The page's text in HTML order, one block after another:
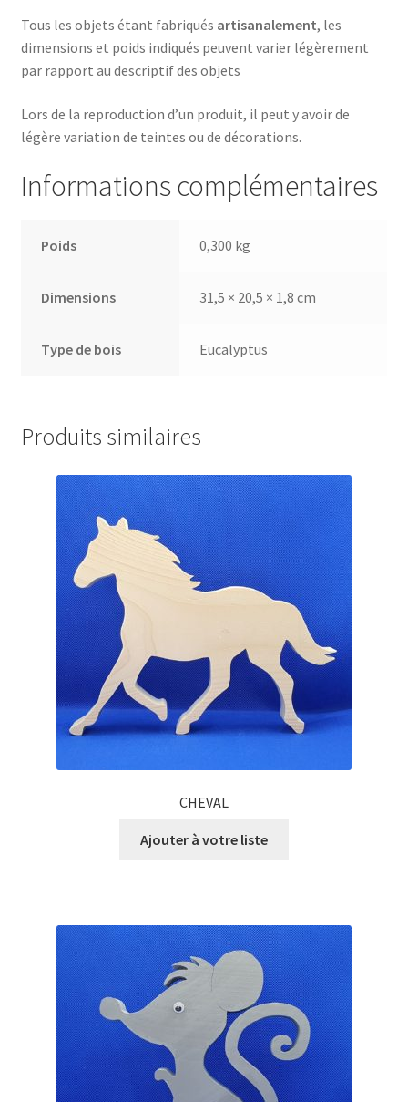
Tous les objets étant fabriqués artisanalement, les
dimensions et poids indiqués peuvent varier légèrement
par rapport au descriptif des objets
Lors de la reproduction d’un produit, il peut y avoir de
légère variation de teintes ou de décorations.
Informations complémentaires
Poids 0,300 kg
Dimensions 31,5 × 20,5 × 1,8 cm
Type de bois Eucalyptus
Produits similaires
CHEVAL
Ajouter à votre liste